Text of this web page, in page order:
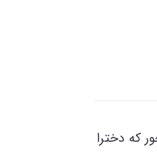
که دخترا